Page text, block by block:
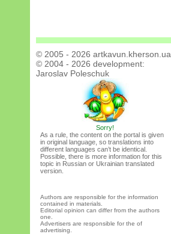
© 2005 - 2026 artkavun.kherson.ua
© 2004 - 2026 development:
Jaroslav Poleschuk
Sorry!
As a rule, the content on the portal is given
in original language, so translations into
different languages can’t be identical.
Possible, there is more information for this
topic in Russian or Ukrainian translated
version.
Authors are responsible for the information
contained in materials.
Editorial opinion can differ from the authors
one.
Advertisers are responsible for the of
advertising.